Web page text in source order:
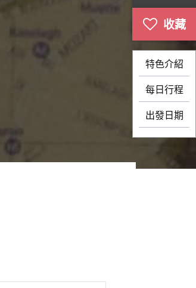
特色介紹
每日行程
出發日期